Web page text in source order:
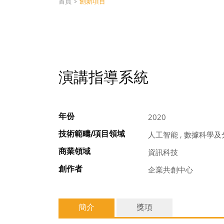
演講指導系統
年份 2020
技術範疇/項目領域 人工智能 , 數據科學及
商業領域 資訊科技
創作者 企業共創中心
簡介 獎項